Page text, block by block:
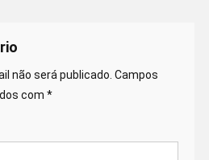
não será publicado. Campos
com *